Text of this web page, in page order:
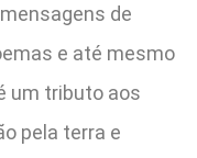
de
e até mesmo
um tributo aos
pela terra e